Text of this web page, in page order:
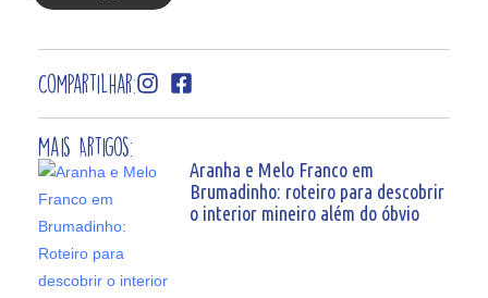
Compartilhar:
Mais Artigos:
Aranha e Melo Franco em
Brumadinho: roteiro para descobrir
o interior mineiro além do óbvio